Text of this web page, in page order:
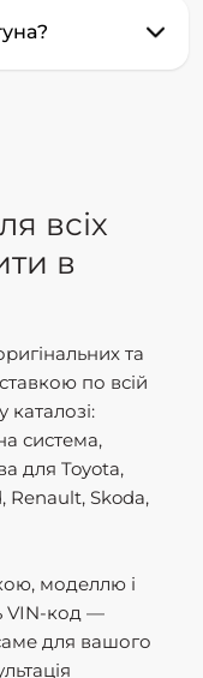
всіх
в
та
по всій
каталозі:
система,
для Toyota,
Renault, Skoda,
моделлю і
VIN-код —
для вашого